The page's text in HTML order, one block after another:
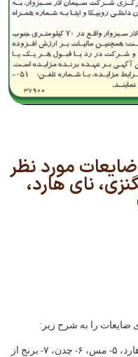
مورد نظر
نای هارد،
ضایعات را به شرح زیر:
۱- آهن آلات ، ۲- نسوز، ۳- منگنزی، ۴- نای هارد، ۵- مس، ۶- چدن، ۷- برنج از